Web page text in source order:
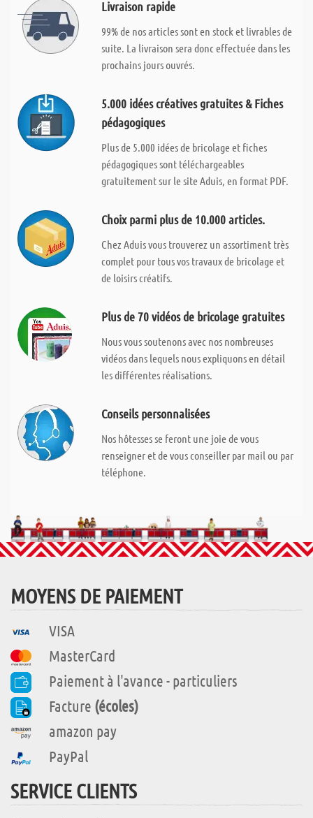
Livraison rapide
99% de nos articles sont en stock et livrables de
suite. La livraison sera donc effectuée dans les
prochains jours ouvrés.
5.000 idées créatives gratuites & Fiches
pédagogiques
Plus de 5.000 idées de bricolage et fiches
pédagogiques sont téléchargeables
gratuitement sur le site Aduis, en format PDF.
Choix parmi plus de 10.000 articles.
Chez Aduis vous trouverez un assortiment très
complet pour tous vos travaux de bricolage et
de loisirs créatifs.
Plus de 70 vidéos de bricolage gratuites
Nous vous soutenons avec nos nombreuses
vidéos dans lequels nous expliquons en détail
les différentes réalisations.
Conseils personnalisées
Nos hôtesses se feront une joie de vous
renseigner et de vous conseiller par mail ou par
téléphone.
MOYENS DE PAIEMENT
VISA
MasterCard
Paiement à l'avance - particuliers
Facture (écoles)
amazon pay
PayPal
SERVICE CLIENTS